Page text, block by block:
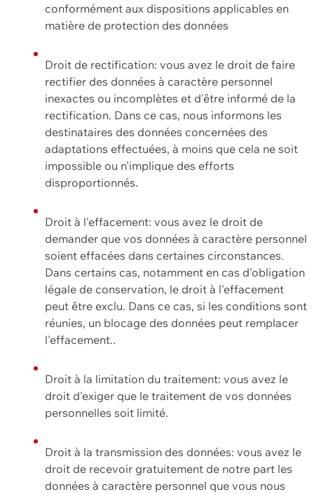
conformément aux dispositions applicables en
matière de protection des données
Droit de rectification: vous avez le droit de faire
rectifier des données à caractère personnel
inexactes ou incomplètes et d'être informé de la
rectification. Dans ce cas, nous informons les
destinataires des données concernées des
adaptations effectuées, à moins que cela ne soit
impossible ou n'implique des efforts
disproportionnés.
Droit à l'effacement: vous avez le droit de
demander que vos données à caractère personnel
soient effacées dans certaines circonstances.
Dans certains cas, notamment en cas d'obligation
légale de conservation, le droit à l'effacement
peut être exclu. Dans ce cas, si les conditions sont
réunies, un blocage des données peut remplacer
l'effacement..
Droit à la limitation du traitement: vous avez le
droit d'exiger que le traitement de vos données
personnelles soit limité.
Droit à la transmission des données: vous avez le
droit de recevoir gratuitement de notre part les
données à caractère personnel que vous nous